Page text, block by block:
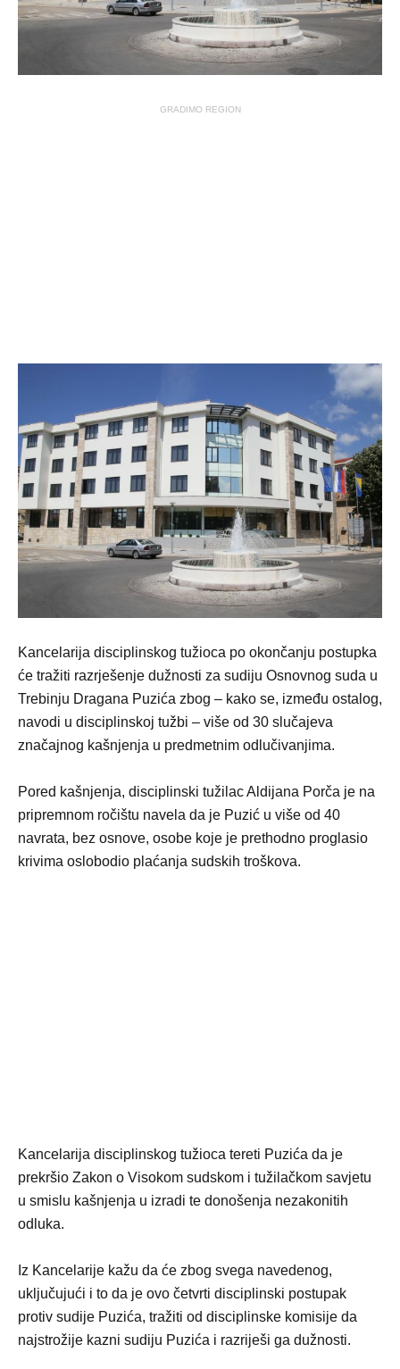
GRADIMO REGION
Kancelarija disciplinskog tužioca po okončanju postupka
će tražiti razrješenje dužnosti za sudiju Osnovnog suda u
Trebinju Dragana Puzića zbog – kako se, između ostalog,
navodi u disciplinskoj tužbi – više od 30 slučajeva
značajnog kašnjenja u predmetnim odlučivanjima.
Pored kašnjenja, disciplinski tužilac Aldijana Porča je na
pripremnom ročištu navela da je Puzić u više od 40
navrata, bez osnove, osobe koje je prethodno proglasio
krivima oslobodio plaćanja sudskih troškova.
Kancelarija disciplinskog tužioca tereti Puzića da je
prekršio Zakon o Visokom sudskom i tužilačkom savjetu
u smislu kašnjenja u izradi te donošenja nezakonitih
odluka.
Iz Kancelarije kažu da će zbog svega navedenog,
uključujući i to da je ovo četvrti disciplinski postupak
protiv sudije Puzića, tražiti od disciplinske komisije da
najstrožije kazni sudiju Puzića i razriješi ga dužnosti.